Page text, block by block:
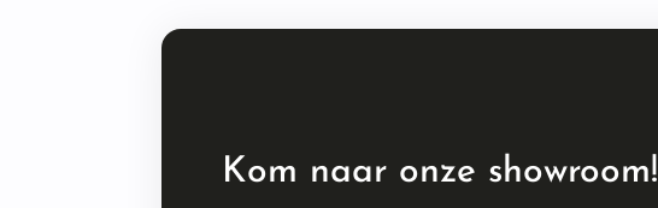
Kom naar onze showroom!